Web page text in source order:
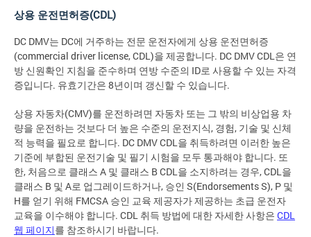
상용 운전면허증(CDL)
DC DMV는 DC에 거주하는 전문 운전자에게 상용 운전면허증
(commercial driver license, CDL)을 제공합니다. DC DMV CDL은 연
방 신원확인 지침을 준수하며 연방 수준의 ID로 사용할 수 있는 자격
증입니다. 유효기간은 8년이며 갱신할 수 있습니다.
상용 자동차(CMV)를 운전하려면 자동차 또는 그 밖의 비상업용 차
량을 운전하는 것보다 더 높은 수준의 운전지식, 경험, 기술 및 신체
적 능력을 필요로 합니다. DC DMV CDL을 취득하려면 이러한 높은
기준에 부합된 운전기술 및 필기 시험을 모두 통과해야 합니다. 또
한, 처음으로 클래스 A 및 클래스 B CDL을 소지하려는 경우, CDL을
클래스 B 및 A로 업그레이드하거나, 승인 S(Endorsements S), P 및
H를 얻기 위해 FMCSA 승인 교육 제공자가 제공하는 초급 운전자
교육을 이수해야 합니다. CDL 취득 방법에 대한 자세한 사항은 CDL
웹 페이지를 참조하시기 바랍니다.